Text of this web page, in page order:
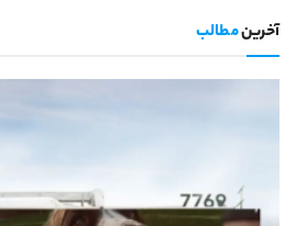
آخرینمطالب